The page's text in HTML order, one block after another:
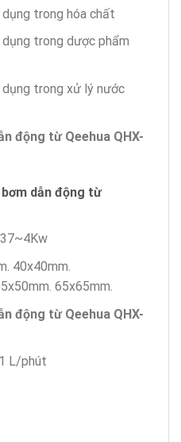
trong hóa chất
trong dược phẩm
trong xử lý nước
động từ Qeehua QHX-
dẫn động từ
40x40mm.
65x65mm.
động từ Qeehua QHX-
L/phút